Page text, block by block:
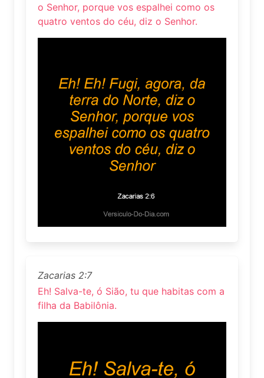
o Senhor, porque vos espalhei como os
quatro ventos do céu, diz o Senhor.
Zacarias 2:7
Eh! Salva-te, ó Sião, tu que habitas com a
filha da Babilônia.